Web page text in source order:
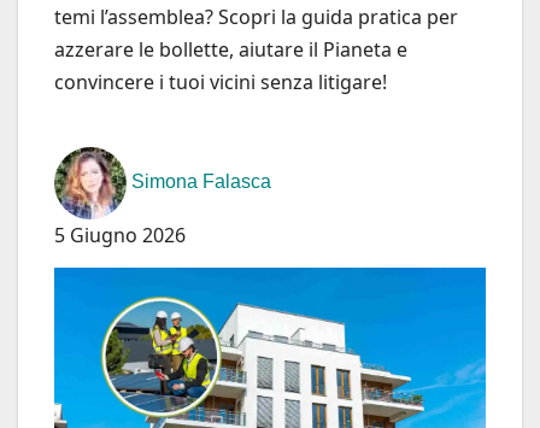
temi l’assemblea? Scopri la guida pratica per
azzerare le bollette, aiutare il Pianeta e
convincere i tuoi vicini senza litigare!
Simona Falasca
5 Giugno 2026